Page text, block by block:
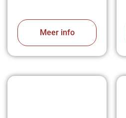
Meer info